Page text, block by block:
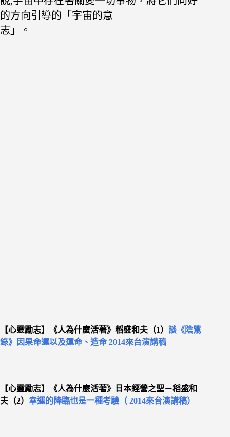
的方向引導的「宇宙的意
志」。
【心靈勵志】《人為什麼活著》稻盛和夫（1） 談《陰騭
錄》因果命運以及運命、造命 2014來台演講稿
【心靈勵志】《人為什麼活著》日本經營之聖－稻盛和
夫（2） 幸運的降臨也是一種考驗（ 2014來台演講稿）